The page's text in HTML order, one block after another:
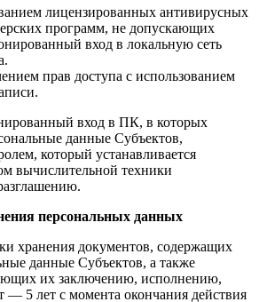
лицензированных антивирусных
программ, не допускающих
вход в локальную сеть
прав доступа с использованием
вход в ПК, в которых
данные Субъектов,
который устанавливается
вычислительной техники
персональных данных
хранения документов, содержащих
данные Субъектов, а также
их заключению, исполнению,
— 5 лет с момента окончания действия